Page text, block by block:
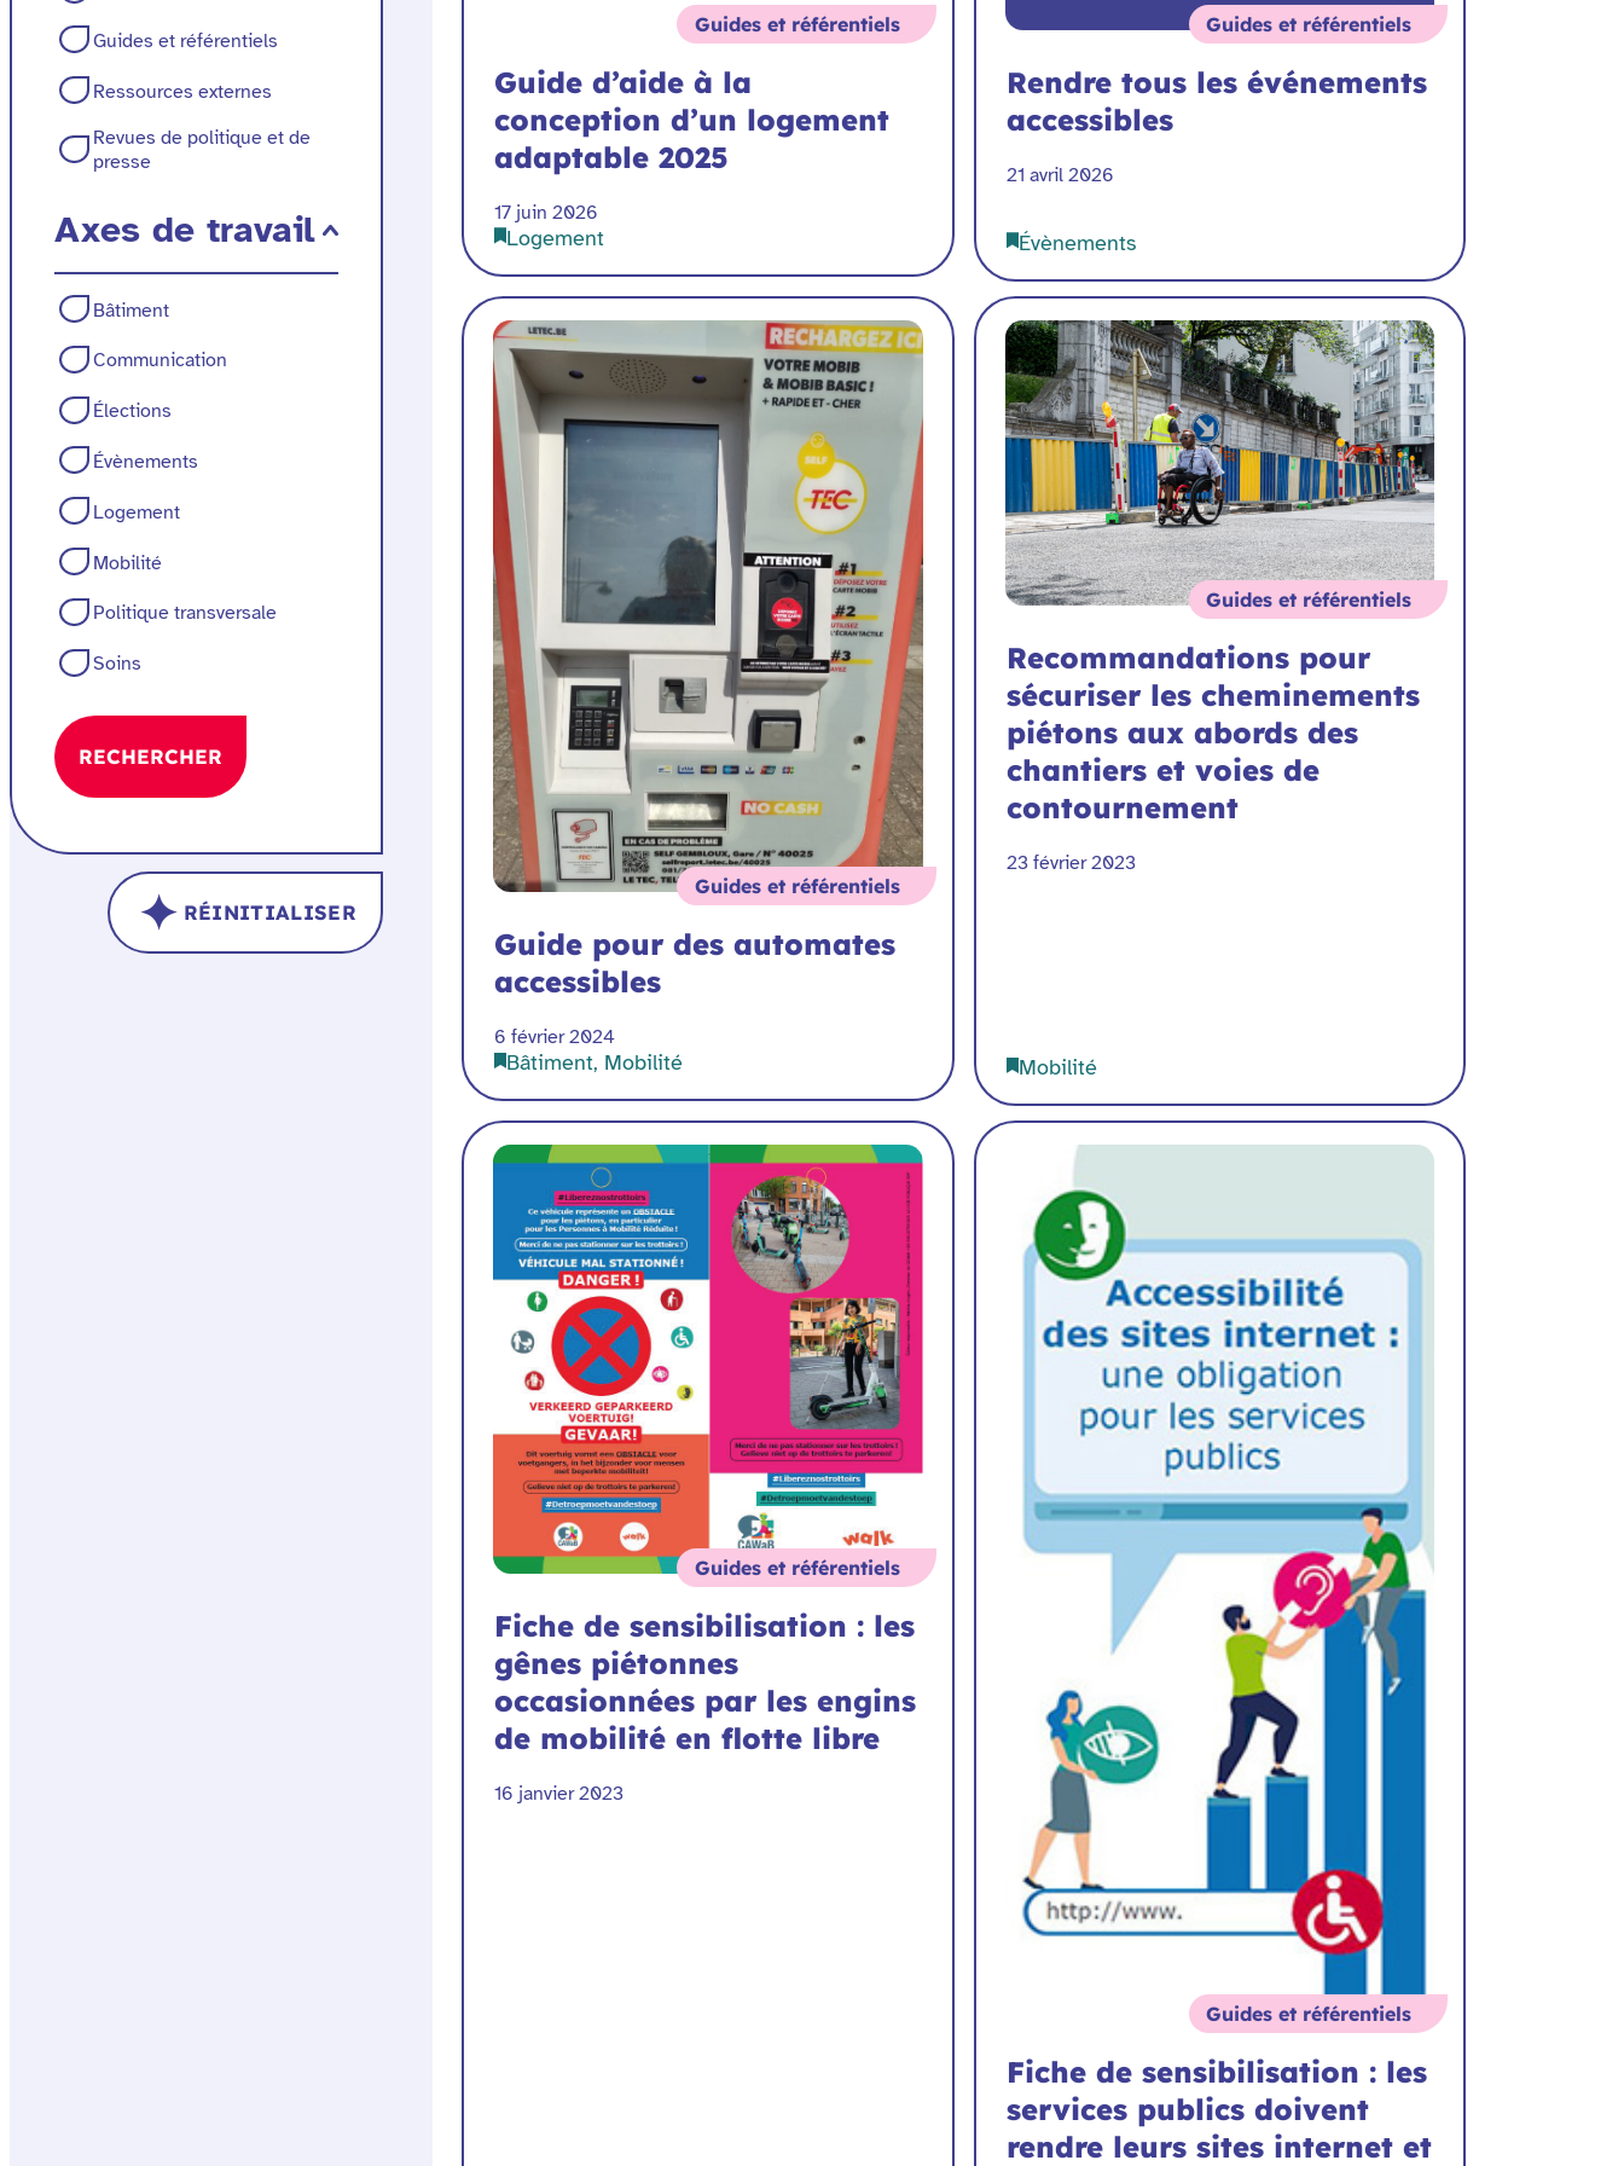
Guides et référentiels
Ressources externes
Revues de politique et de
presse
Axes de travail
Axes
de
travail
Bâtiment
Communication
Élections
Évènements
Logement
Mobilité
Politique transversale
Soins
RECHERCHER
RÉINITIALISER
Guides et référentiels
Guide d’aide à la
conception d’un logement
adaptable 2025
17 juin 2026
Logement
Guides et référentiels
Rendre tous les événements
accessibles
21 avril 2026
Évènements
Guides et référentiels
Guide pour des automates
accessibles
6 février 2024
Bâtiment, Mobilité
Guides et référentiels
Recommandations pour
sécuriser les cheminements
piétons aux abords des
chantiers et voies de
contournement
23 février 2023
Mobilité
Guides et référentiels
Fiche de sensibilisation : les
gênes piétonnes
occasionnées par les engins
de mobilité en flotte libre
16 janvier 2023
Guides et référentiels
Fiche de sensibilisation : les
services publics doivent
rendre leurs sites internet et